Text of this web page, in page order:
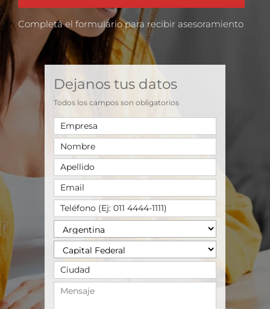
Completá el formulario para recibir asesoramiento
Dejanos tus datos
Todos los campos son obligatorios